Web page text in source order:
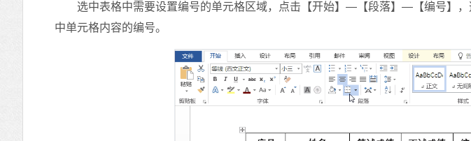
选中表格中需要设置编号的单元格区域，点击【开始】—【段落】—【编号】，
中单元格内容的编号。